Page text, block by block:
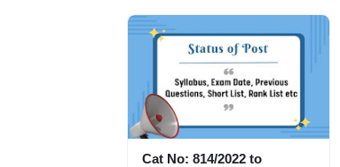
Cat No: 814/2022 to